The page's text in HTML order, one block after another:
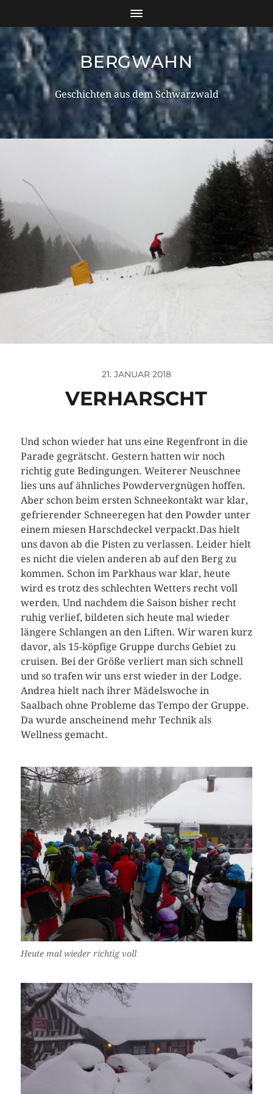
BERGWAHN
Geschichten aus dem Schwarzwald
21. JANUAR 2018
VERHARSCHT
Und schon wieder hat uns eine Regenfront in die
Parade gegrätscht. Gestern hatten wir noch
richtig gute Bedingungen. Weiterer Neuschnee
lies uns auf ähnliches Powdervergnügen hoffen.
Aber schon beim ersten Schneekontakt war klar,
gefrierender Schneeregen hat den Powder unter
einem miesen Harschdeckel verpackt.Das hielt
uns davon ab die Pisten zu verlassen. Leider hielt
es nicht die vielen anderen ab auf den Berg zu
kommen. Schon im Parkhaus war klar, heute
wird es trotz des schlechten Wetters recht voll
werden. Und nachdem die Saison bisher recht
ruhig verlief, bildeten sich heute mal wieder
längere Schlangen an den Liften. Wir waren kurz
davor, als 15-köpfige Gruppe durchs Gebiet zu
cruisen. Bei der Größe verliert man sich schnell
und so trafen wir uns erst wieder in der Lodge.
Andrea hielt nach ihrer Mädelswoche in
Saalbach ohne Probleme das Tempo der Gruppe.
Da wurde anscheinend mehr Technik als
Wellness gemacht.
Heute mal wieder richtig voll